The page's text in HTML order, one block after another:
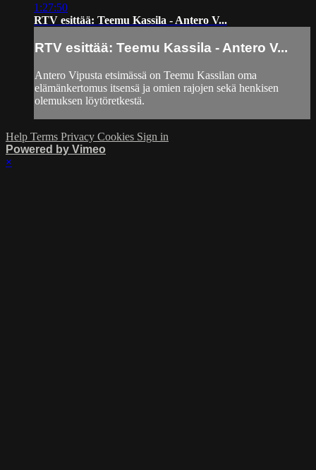
1:27:50
RTV esittää: Teemu Kassila - Antero V...
RTV esittää: Teemu Kassila - Antero V...
Antero Vipusta etsimässä on Teemu Kassilan oma
elämänkertomus itsensä ja omien rajojen sekä henkisen
olemuksen löytöretkestä.
Help Terms Privacy Cookies Sign in
Powered by Vimeo
×